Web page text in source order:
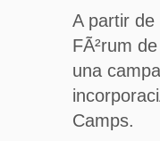
A partir de
FÃ²rum
una
Camps.